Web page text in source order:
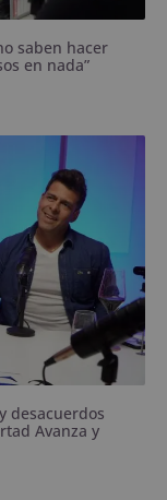
saben hacer
en nada”
escaparon a
desacuerdos
Avanza y